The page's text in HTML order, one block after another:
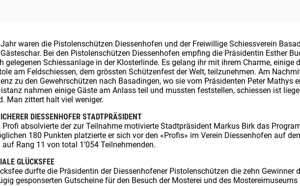
waren die Pistolenschützen Diessenhofen und der Freiwillige Schiessverein
Bei den Pistolenschützen Diessenhofen empfing die Präsidentin Esther
gelegenen Schiessanlage in der Klosterlinde. Es gelang ihr mit ihrem Charme, einige
am Feldschiessen, dem grössten Schützenfest der Welt, teilzunehmen. Am
zu den Gewehrschützen nach Basadingen, wo sie vom Präsidenten Peter Mathys
nahmen einige Gäste am Anlass teil und mussten feststellen, schiessen ist
Man zittert halt viel weniger.
DIESSENHOFER STADTPRÄSIDENT
Profi absolvierte der zur Teilnahme motivierte Stadtpräsident Markus Birk das
180 Punkten platzierte er sich vor den «Profis» im Verein Diessenhofen auf
Rang 11 von total 1’054 Teilnehmenden.
GLÜCKSFEE
durfte die Präsidentin der Diessenhofener Pistolenschützen die zehn Gewinner
gesponserten Gutscheine für den Besuch der Mosterei und des